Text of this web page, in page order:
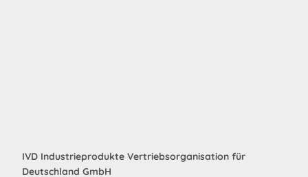
IVD Industrieprodukte Vertriebsorganisation für
Deutschland GmbH